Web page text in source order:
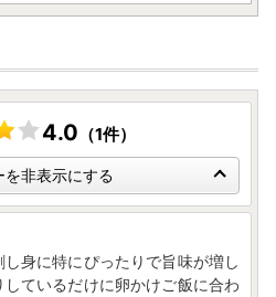
4.0 （1件）
を非表示にする
身に特にぴったりで旨味が増し
ているだけに卵かけご飯に合わ